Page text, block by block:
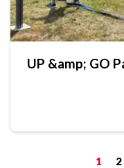
UP &amp; GO
1 2